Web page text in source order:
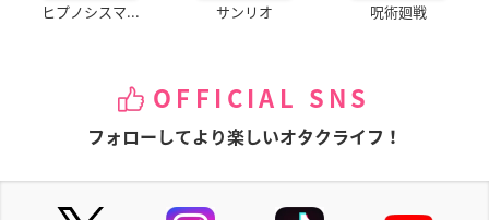
ヒプノシスマ... サンリオ 呪術廻戦
OFFICIAL SNS
フォローしてより楽しいオタクライフ！